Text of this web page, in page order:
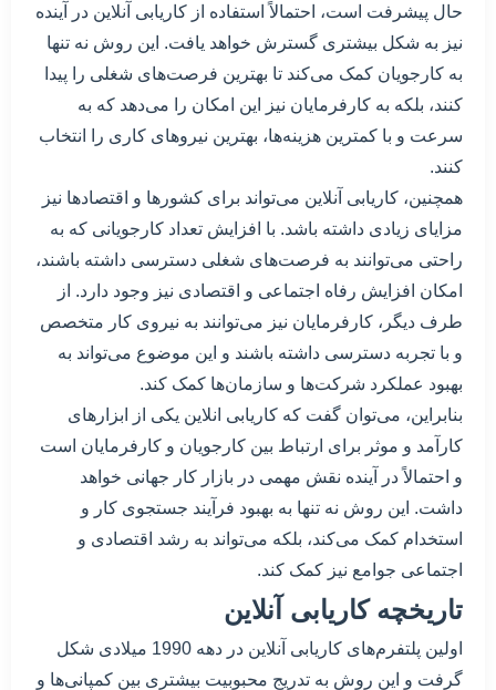
حال پیشرفت است، احتمالاً استفاده از کاریابی آنلاین در آینده
نیز به شکل بیشتری گسترش خواهد یافت. این روش نه تنها
به کارجویان کمک می‌کند تا بهترین فرصت‌های شغلی را پیدا
کنند، بلکه به کارفرمایان نیز این امکان را می‌دهد که به
سرعت و با کمترین هزینه‌ها، بهترین نیروهای کاری را انتخاب
کنند.
همچنین، کاریابی آنلاین می‌تواند برای کشورها و اقتصاد‌ها نیز
مزایای زیادی داشته باشد. با افزایش تعداد کارجویانی که به
راحتی می‌توانند به فرصت‌های شغلی دسترسی داشته باشند،
امکان افزایش رفاه اجتماعی و اقتصادی نیز وجود دارد. از
طرف دیگر، کارفرمایان نیز می‌توانند به نیروی کار متخصص
و با تجربه دسترسی داشته باشند و این موضوع می‌تواند به
بهبود عملکرد شرکت‌ها و سازمان‌ها کمک کند.
بنابراین، می‌توان گفت که کاریابی انلاین یکی از ابزارهای
کارآمد و موثر برای ارتباط بین کارجویان و کارفرمایان است
و احتمالاً در آینده نقش مهمی در بازار کار جهانی خواهد
داشت. این روش نه تنها به بهبود فرآیند جستجوی کار و
استخدام کمک می‌کند، بلکه می‌تواند به رشد اقتصادی و
اجتماعی جوامع نیز کمک کند.
تاریخچه کاریابی آنلاین
اولین پلتفرم‌های کاریابی آنلاین در دهه 1990 میلادی شکل
گرفت و این روش به تدریج محبوبیت بیشتری بین کمپانی‌ها و